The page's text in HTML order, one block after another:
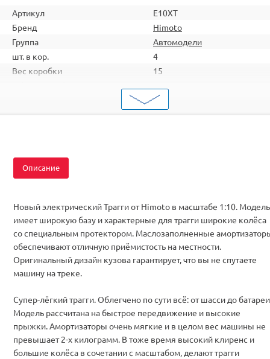
Артикул
E10XT
Бренд
Himoto
Группа
Автомодели
шт. в кор.
4
Вес коробки
15
2000000002132
Двигатель
Влагозащита
Описание
Новый электрический Трагги от Himoto в масштабе 1:10. Модель
имеет широкую базу и характерные для трагги широкие колёса
со специальным протектором. Маслозаполненные
обеспечивают отличную приёмистость на местности.
Оригинальный дизайн кузова гарантирует, что вы не спутаете
машину на треке.
Супер-лёгкий трагги. Облегчено по сути всё: от шасси до
Модель рассчитана на быстрое передвижение и высокие
прыжки. Амортизаторы очень мягкие и в целом вес машины не
превышает 2-х килограмм. В тоже время высокий клиренс и
большие колёса в сочетании с масштабом, делают трагги